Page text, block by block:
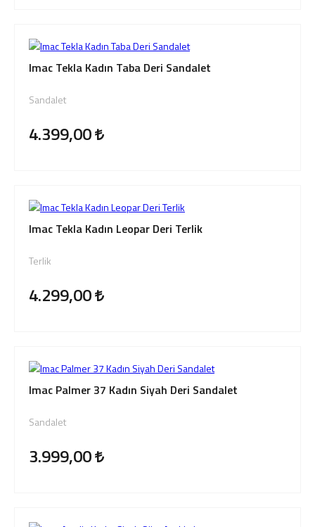
Imac Tekla Kadın Taba Deri Sandalet
Sandalet
4.399,00
Imac Tekla Kadın Leopar Deri Terlik
Terlik
4.299,00
Imac Palmer 37 Kadın Siyah Deri Sandalet
Sandalet
3.999,00